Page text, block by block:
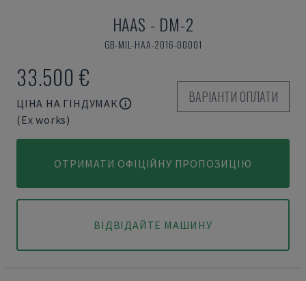
HAAS - DM-2
GB-MIL-HAA-2016-00001
33.500 €
ЦІНА НА ГІНДУМАК
(Ex works)
ВАРІАНТИ ОПЛАТИ
ОТРИМАТИ ОФІЦІЙНУ ПРОПОЗИЦІЮ
ВІДВІДАЙТЕ МАШИНУ